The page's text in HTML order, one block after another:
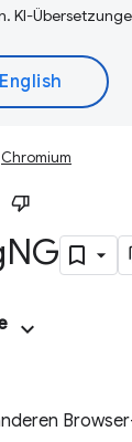
KI-
Chromium
NG